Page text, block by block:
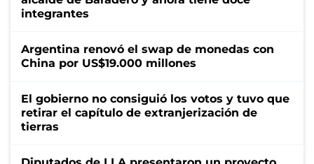
integrantes
Argentina renovó el swap de monedas con
China por US$19.000 millones
El gobierno no consiguió los votos y tuvo que
retirar el capítulo de extranjerización de
tierras